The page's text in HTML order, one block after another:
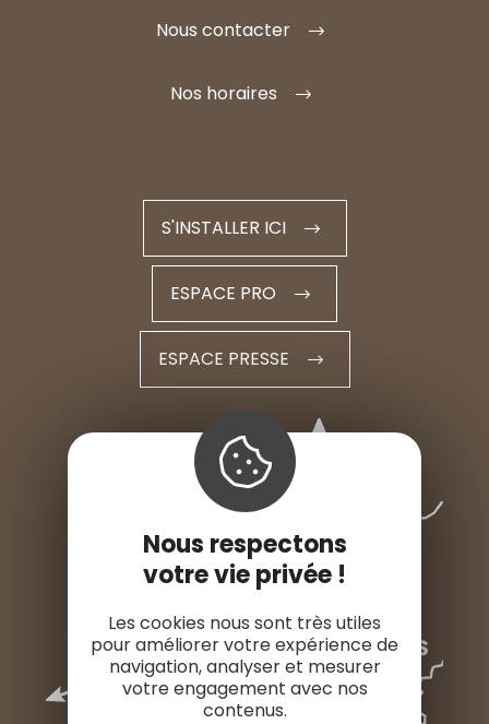
Nous contacter
Nos horaires
S'INSTALLER ICI
ESPACE PRO
ESPACE PRESSE
Nous respectons
votre vie privée !
Les cookies nous sont très utiles
pour améliorer votre expérience de
navigation, analyser et mesurer
votre engagement avec nos
contenus.